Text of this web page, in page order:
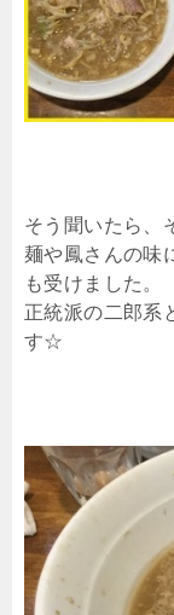
そう聞いたら、
麺や鳳さんの味
も受けました。
正統派の二郎系
す☆